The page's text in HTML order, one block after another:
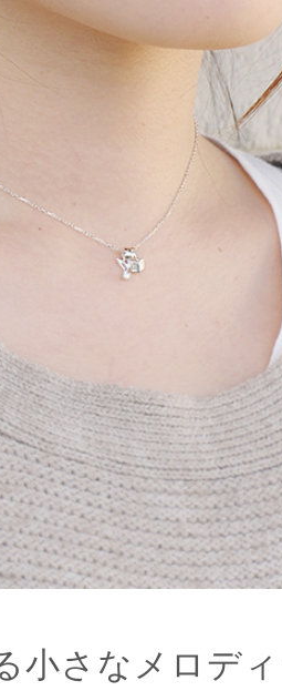
小さなメロディ